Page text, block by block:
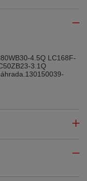
4.5Q LC168F-
3.1Q